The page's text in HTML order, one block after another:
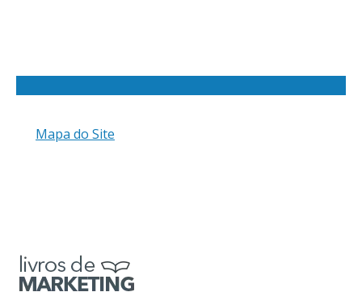
Mapa do Site